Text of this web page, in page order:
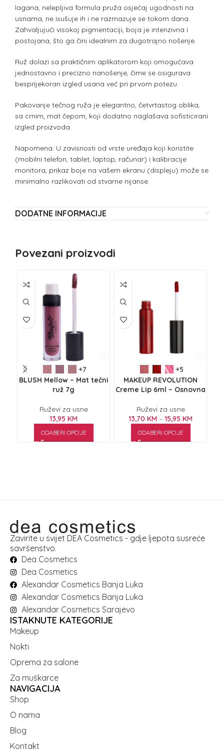
lagana, nelepljiva formula pruža osjećaj ugodnosti na
usnama, ne isušuje ih i ne razmazuje se tokom dana.
Zahvaljujući visokoj pigmentaciji, boja je intenzivna i
postojana, što ga čini idealnim za dugotrajno nošenje.
Ruž dolazi sa praktičnim aplikatorom koji omogućava
jednostavno i precizno nanošenje, čime se osigurava
besprijekoran izgled usana već pri prvom potezu.
Pakovanje tečnog ruža je elegantno, četvrtastog oblika,
sa crnim, mat čepom, koji dodatno naglašava sofisticirani
izgled proizvoda.
Napomena: U zavisnosti od vrste uređaja koji koristite
(mobilni telefon, tablet, laptop, računar) i kalibracije
monitora, prikaz boje na vašem ekranu (displeju) može se
minimalno razlikovati od stvarne nijanse.
DODATNE INFORMACIJE
Povezani proizvodi
+7
BLUSH Mellow – Mat tečni
ruž 7g
Ruževi za usne
13,95 KM
ODABERI OPCIJE
+5
MAKEUP REVOLUTION
Creme Lip 6ml – Osnovna
Ruževi za usne
13,70 KM – 15,95 KM
ODABERI OPCIJE
Zavirite u svijet DEA Cosmetics - gdje ljepota susreće
savršenstvo.
Dea Cosmetics
Dea Cosmetics
Alexandar Cosmetics Banja Luka
Alexandar Cosmetics Banja Luka
Alexandar Cosmetics Sarajevo
ISTAKNUTE KATEGORIJE
Makeup
Nokti
Oprema za salone
Za muškarce
NAVIGACIJA
Shop
O nama
Blog
Kontakt